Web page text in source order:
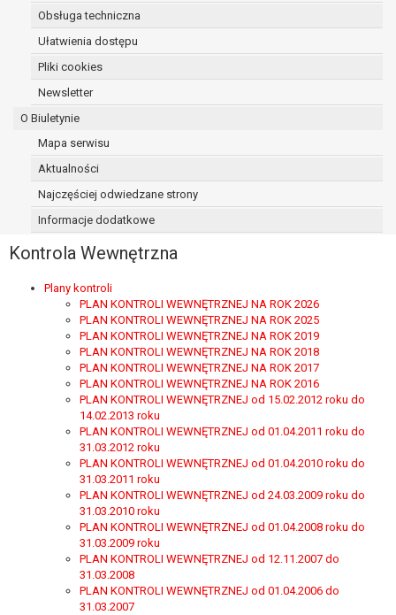
Obsługa techniczna
Ułatwienia dostępu
Pliki cookies
Newsletter
O Biuletynie
Mapa serwisu
Aktualności
Najczęściej odwiedzane strony
Informacje dodatkowe
Kontrola Wewnętrzna
Plany kontroli
PLAN KONTROLI WEWNĘTRZNEJ NA ROK 2026
PLAN KONTROLI WEWNĘTRZNEJ NA ROK 2025
PLAN KONTROLI WEWNĘTRZNEJ NA ROK 2019
PLAN KONTROLI WEWNĘTRZNEJ NA ROK 2018
PLAN KONTROLI WEWNĘTRZNEJ NA ROK 2017
PLAN KONTROLI WEWNĘTRZNEJ NA ROK 2016
PLAN KONTROLI WEWNĘTRZNEJ od 15.02.2012 roku do
14.02.2013 roku
PLAN KONTROLI WEWNĘTRZNEJ od 01.04.2011 roku do
31.03.2012 roku
PLAN KONTROLI WEWNĘTRZNEJ od 01.04.2010 roku do
31.03.2011 roku
PLAN KONTROLI WEWNĘTRZNEJ od 24.03.2009 roku do
31.03.2010 roku
PLAN KONTROLI WEWNĘTRZNEJ od 01.04.2008 roku do
31.03.2009 roku
PLAN KONTROLI WEWNĘTRZNEJ od 12.11.2007 do
31.03.2008
PLAN KONTROLI WEWNĘTRZNEJ od 01.04.2006 do
31.03.2007
której dane dotyczą, potrzebuje ich do
ustalenia, obrony lub dochodzenia
roszczeń,
danych - do czasu ustalenia czy
prawo do przenoszenia danych na
podstawie art. 20 RODO, w przypadku gdy
łącznie spełnione są następujące przesłanki:
przetwarzanie danych odbywa się na
podstawie umowy zawartej z osobą,
zgody wyrażonej przez tą osobę,
przetwarzanie odbywa się w sposób
zautomatyzowany;
prawo sprzeciwu wobec przetwarzania
danych na podstawie art. 21 RODO, wobec
przetwarzania danych osobowych, którego
podstawą prawną jest:
niezbędność przetwarzania do
wykonania zadania realizowanego w
interesie publicznym lub w ramach
sprawowania władzy publicznej
powierzonej administratorowi bądź
niezbędność przetwarzania do celów
wynikających z prawnie
realizowanych przez administratora